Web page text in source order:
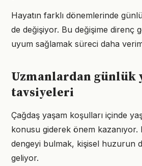
Hayatın farklı dönemlerinde
de değişiyor. Bu değişime direnç
uyum sağlamak süreci daha
Uzmanlardan günlük
tavsiyeleri
Çağdaş yaşam koşulları içinde
konusu giderek önem kazanıyor.
dengeyi bulmak, kişisel huzurun
geliyor.